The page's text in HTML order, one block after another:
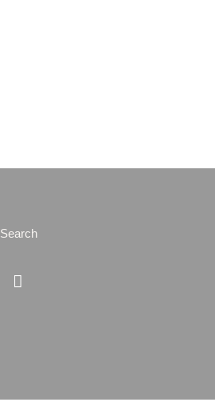
Search